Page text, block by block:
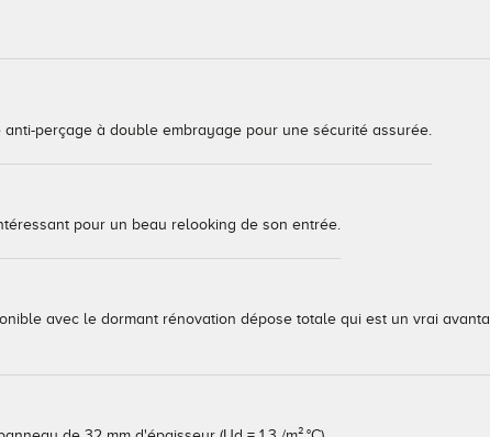
perçage à double embrayage pour une sécurité assurée.
pour un beau relooking de son entrée.
avec le dormant rénovation dépose totale qui est un vrai